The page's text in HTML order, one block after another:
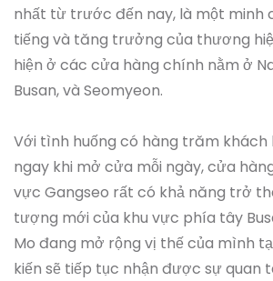
nhất từ trước đến nay, là một minh
tiếng và tăng trưởng của thương
hiện ở các cửa hàng chính nằm ở
Busan, và Seomyeon.
Với tình huống có hàng trăm khách
ngay khi mở cửa mỗi ngày, cửa
vực Gangseo rất có khả năng trở
tượng mới của khu vực phía tây
Mo đang mở rộng vị thế của mình
kiến sẽ tiếp tục nhận được sự quan